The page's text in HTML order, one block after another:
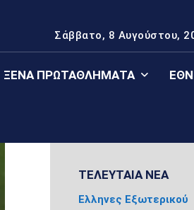
Σάββατο, 8 Αυγούστου,
ΞΈΝΑ ΠΡΩΤΑΘΛΉΜΑΤΑ
ΤΕΛΕΥΤΑΙΑ ΝΕΑ
Ελληνες Εξωτερικού